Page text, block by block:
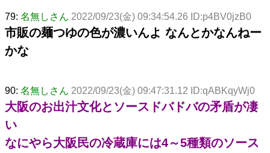
79: 名無しさん 2022/09/23(金) 09:34:54.26 ID:p4BV0jzB0
市販の麺つゆの色が濃いんよ なんとかなんねー
かな
90: 名無しさん 2022/09/23(金) 09:47:31.12 ID:qABKqyWj0
大阪のお出汁文化とソースドバドバの矛盾が凄
い
なにやら大阪民の冷蔵庫には4～5種類のソース